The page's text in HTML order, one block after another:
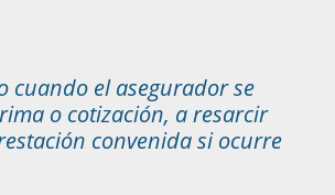
cuando el asegurador se
o cotización, a resarcir
convenida si ocurre